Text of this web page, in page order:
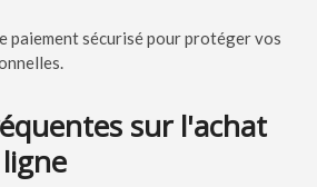
paiement sécurisé pour protéger vos
sur l'achat